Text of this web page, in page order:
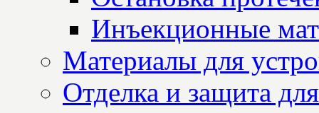
Инъекционные
Материалы для
Отделка и защита